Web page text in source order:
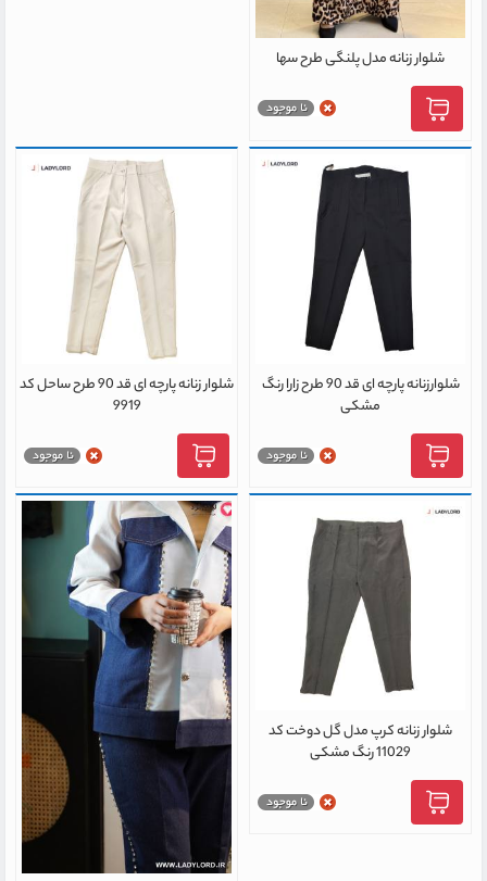
شلوار زنانه مدل پلنگی طرح سها
شلوارزنانه پارچه ای قد 90 طرح زارا رنگ
مشکی
شلوار زنانه پارچه ای قد 90 طرح ساحل کد
9919
شلوار زنانه کرپ مدل گل دوخت کد
11029 رنگ مشکی